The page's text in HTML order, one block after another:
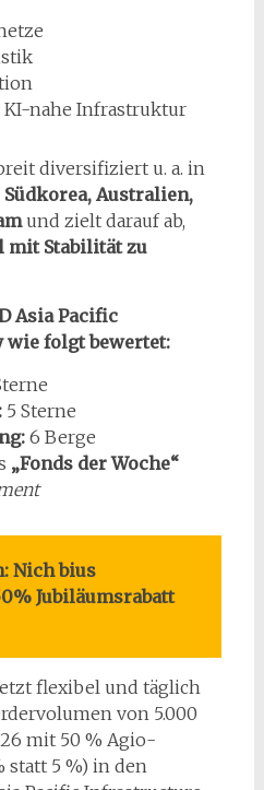
nahe Infrastruktur
diversifiziert u. a. in
Australien,
und zielt darauf ab,
mit Stabilität zu
Asia Pacific
folgt bewertet:
5 Sterne
6 Berge
„Fonds der Woche“
Nich bius
Jubiläumsrabatt
flexibel und täglich
von 5.000
mit 50 % Agio-
statt 5 %) in den